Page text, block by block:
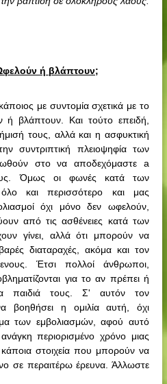
ή βλάπτουν;
με συντομία σχετικά με το
ή βλάπτουν. Και τούτο επειδή,
τους, αλλά και η ασφυκτική
συντριπτική πλειοψηφία των
στο να αποδεχόμαστε a
Όμως οι φωνές κατά των
όλο και περισσότερο και μας
όχι μόνο δεν ωφελούν,
από τις ασθένειες κατά των
γίνει, αλλά ότι μπορούν να
διαταραχές, ακόμα και τον
Έτσι πολλοί άνθρωποι,
για το αν πρέπει ή
παιδιά τους. Σ' αυτόν τον
βοηθήσει η ομιλία αυτή, όχι
των εμβολιασμών, αφού αυτό
περιορισμένο χρόνο μιας
στοιχεία που μπορούν να
σε περαιτέρω έρευνα. Άλλωστε